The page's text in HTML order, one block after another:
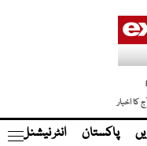
کا اخبار
پاکستان انٹر نیشنل